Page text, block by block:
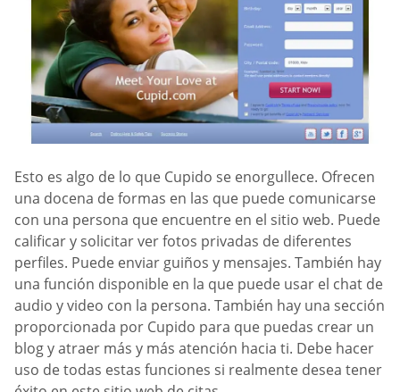
Esto es algo de lo que Cupido se enorgullece. Ofrecen
una docena de formas en las que puede comunicarse
con una persona que encuentre en el sitio web. Puede
calificar y solicitar ver fotos privadas de diferentes
perfiles. Puede enviar guiños y mensajes. También hay
una función disponible en la que puede usar el chat de
audio y video con la persona. También hay una sección
proporcionada por Cupido para que puedas crear un
blog y atraer más y más atención hacia ti. Debe hacer
uso de todas estas funciones si realmente desea tener